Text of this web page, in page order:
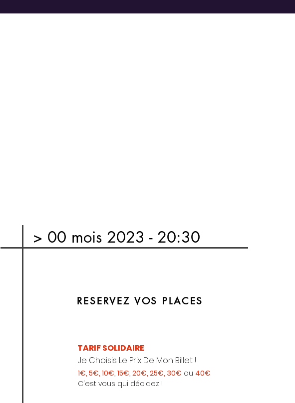
> 00 mois 2023 - 20:30
RESERVEZ VOS PLACES
TARIF SOLIDAIRE
Je Choisis Le Prix De Mon Billet !
1€, 5€, 10€, 15€, 20€, 25€, 30€ ou 40€
C'est vous qui décidez !